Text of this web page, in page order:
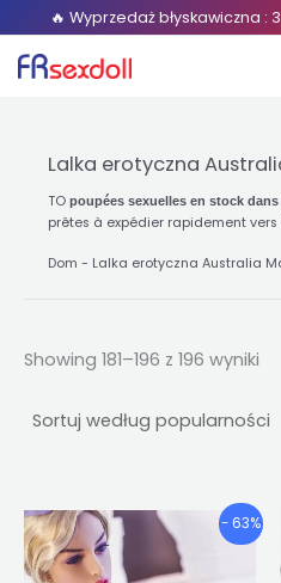
Przejdź
treści
🔥 Wyprzedaż błyskawiczna :
Lalka erotyczna
TO poupées sexuelles en stock
prêtes à expédier rapidement
Dom - Lalka erotyczna Australia
Showing 181–196 z 196 wyniki
- 63%
Przedział
cenowy:
produkt